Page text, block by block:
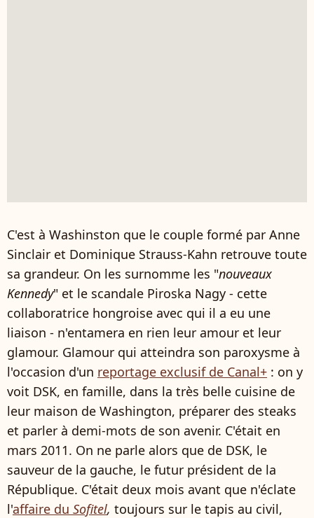
C'est à Washinston que le couple formé par Anne
Sinclair et Dominique Strauss-Kahn retrouve toute
sa grandeur. On les surnomme les "nouveaux
Kennedy" et le scandale Piroska Nagy - cette
collaboratrice hongroise avec qui il a eu une
liaison - n'entamera en rien leur amour et leur
glamour. Glamour qui atteindra son paroxysme à
l'occasion d'un reportage exclusif de Canal+ : on y
voit DSK, en famille, dans la très belle cuisine de
leur maison de Washington, préparer des steaks
et parler à demi-mots de son avenir. C'était en
mars 2011. On ne parle alors que de DSK, le
sauveur de la gauche, le futur président de la
République. C'était deux mois avant que n'éclate
l'affaire du Sofitel, toujours sur le tapis au civil,